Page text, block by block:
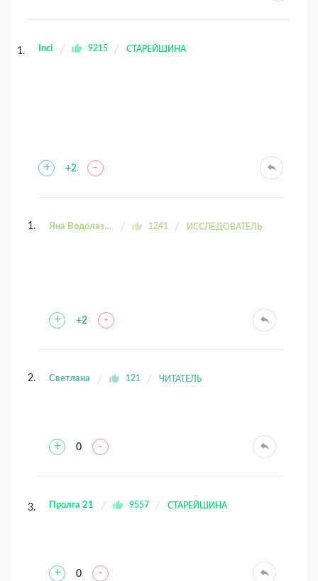
Inci 9215 СТАРЕЙШИНА
+ +2 -
Яна Водолазова 1241 ИССЛЕДОВАТЕЛЬ
+ +2 -
Светлана 121 ЧИТАТЕЛЬ
+ 0 -
Пролга 21 9557 СТАРЕЙШИНА
+ 0 -